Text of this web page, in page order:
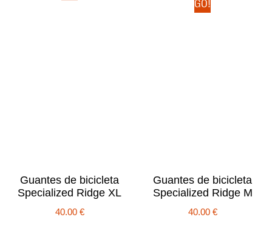
GO!
Guantes de bicicleta
Specialized Ridge XL
40.00 €
Guantes de bicicleta
Specialized Ridge M
40.00 €